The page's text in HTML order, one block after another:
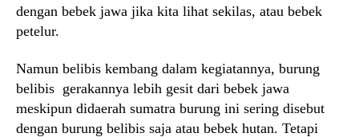
dengan bebek jawa jika kita lihat sekilas, atau bebek
petelur.
Namun belibis kembang dalam kegiatannya, burung
belibis gerakannya lebih gesit dari bebek jawa
meskipun didaerah sumatra burung ini sering disebut
dengan burung belibis saja atau bebek hutan. Tetapi